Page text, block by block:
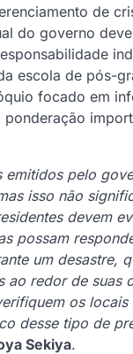
de
do governo
escola de pós-
focado em
ponderação
emitidos pelo
isso não
devem
possam
um desastre,
ao redor de suas
os locais
desse tipo de
Sekiya.